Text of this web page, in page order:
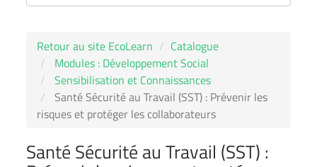
Retour au site EcoLearn
Catalogue
Modules : Développement Social
Sensibilisation et Connaissances
Santé Sécurité au Travail (SST) : Prévenir les
risques et protéger les collaborateurs
Santé Sécurité au Travail (SST) :